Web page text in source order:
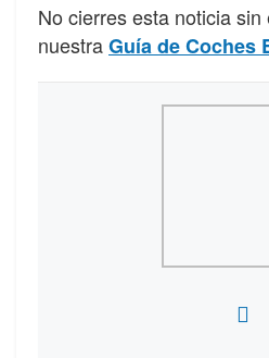
No cierres esta noticia
nuestraGuía de Coches